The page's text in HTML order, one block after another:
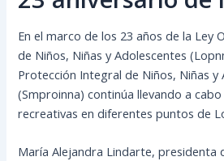
En el marco de los 23 años de la Ley
de Niños, Niñas y Adolescentes
Protección Integral de Niños, Niñas y
(Smproinna) continúa llevando a
recreativas en diferentes puntos de
María Alejandra Lindarte, presidenta